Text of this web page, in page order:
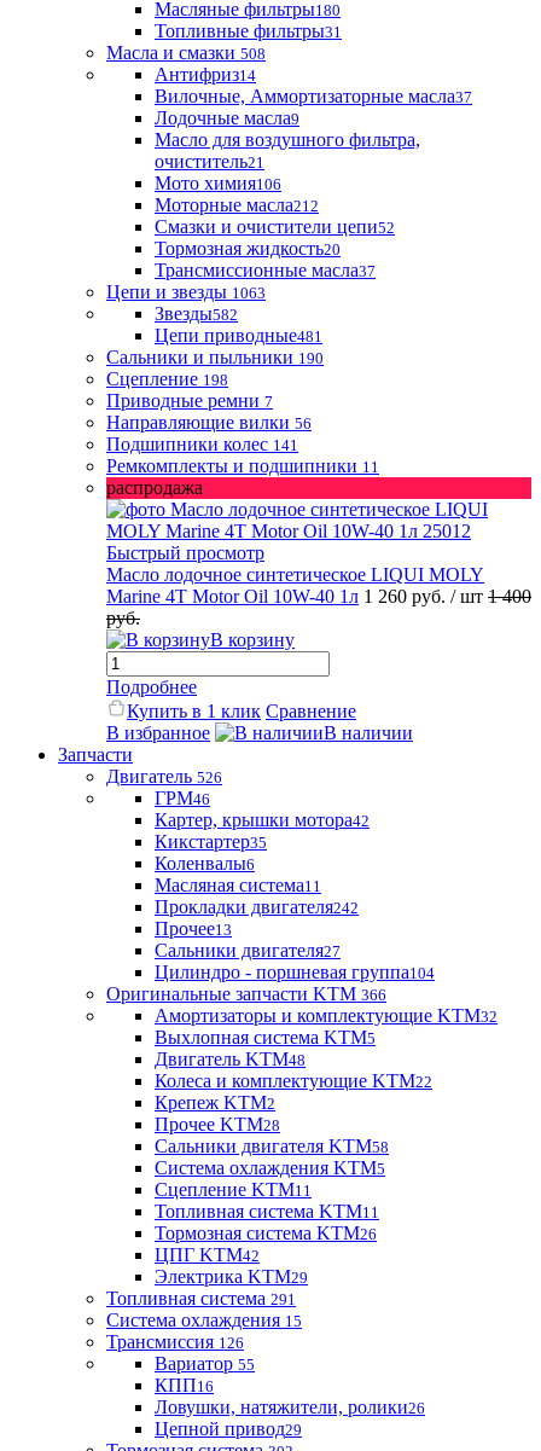
Масляные фильтры180
Топливные фильтры31
Масла и смазки 508
Антифриз14
Вилочные, Аммортизаторные масла37
Лодочные масла9
Масло для воздушного фильтра,
очиститель21
Мото химия106
Моторные масла212
Смазки и очистители цепи52
Тормозная жидкость20
Трансмиссионные масла37
Цепи и звезды 1063
Звезды582
Цепи приводные481
Сальники и пыльники 190
Сцепление 198
Приводные ремни 7
Направляющие вилки 56
Подшипники колес 141
Ремкомплекты и подшипники 11
распродажа
Быстрый просмотр
Масло лодочное синтетическое LIQUI MOLY
Marine 4T Motor Oil 10W-40 1л 1 260 руб. / шт 1 400
руб.
В корзину
Подробнее
Купить в 1 клик Сравнение
В избранное
В наличии
Запчасти
Двигатель 526
ГРМ46
Картер, крышки мотора42
Кикстартер35
Коленвалы6
Масляная система11
Прокладки двигателя242
Прочее13
Сальники двигателя27
Цилиндро - поршневая группа104
Оригинальные запчасти KTM 366
Амортизаторы и комплектующие KTM32
Выхлопная система KTM5
Двигатель KTM48
Колеса и комплектующие KTM22
Крепеж KTM2
Прочее KTM28
Сальники двигателя KTM58
Система охлаждения KTM5
Сцепление KTM11
Топливная система KTM11
Тормозная система KTM26
ЦПГ KTM42
Электрика KTM29
Топливная система 291
Система охлаждения 15
Трансмиссия 126
Вариатор 55
КПП16
Ловушки, натяжители, ролики26
Цепной привод29